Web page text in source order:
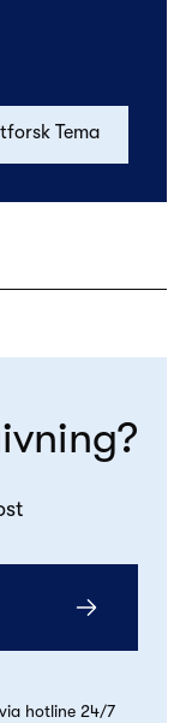
Tema
hotline 24/7